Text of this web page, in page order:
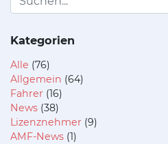
Kategorien
Alle (76)
Allgemein (64)
Fahrer (16)
News (38)
Lizenznehmer (9)
AMF-News (1)